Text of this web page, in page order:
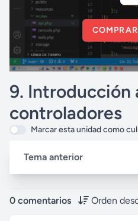
9. Introducción
controladores
Marcar esta unidad como
Tema anterior
0 comentarios Orden